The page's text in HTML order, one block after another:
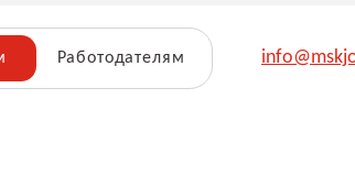
Работодателям